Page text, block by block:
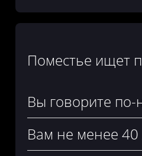
Поместье ищет
Вы говорите по-
Вам не менее